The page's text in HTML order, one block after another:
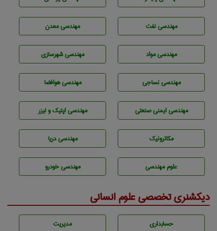
مهندسی نفت مهندسی معدن
مهندسی مواد مهندسی شهرسازی
مهندسي نساجی مهندسی هوافضا
مهندسی ایمنی صنعتی مهندسی اپتیک و لیزر
مکاترونیک مهندسی دریا
علوم مهندسی مهندسی خودرو
دیکشنری تخصصی علوم انسانی
حسابداری مديريت